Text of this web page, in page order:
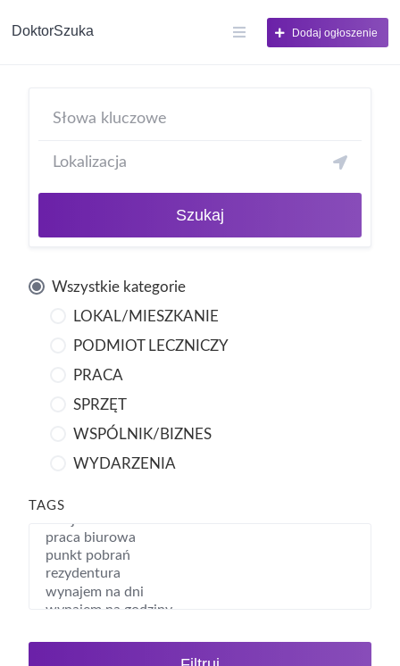
DoktorSzuka Dodaj ogłoszenie
Szukaj
Wszystkie kategorie
LOKAL/MIESZKANIE
PODMIOT LECZNICZY
PRACA
SPRZĘT
WSPÓLNIK/BIZNES
WYDARZENIA
TAGS